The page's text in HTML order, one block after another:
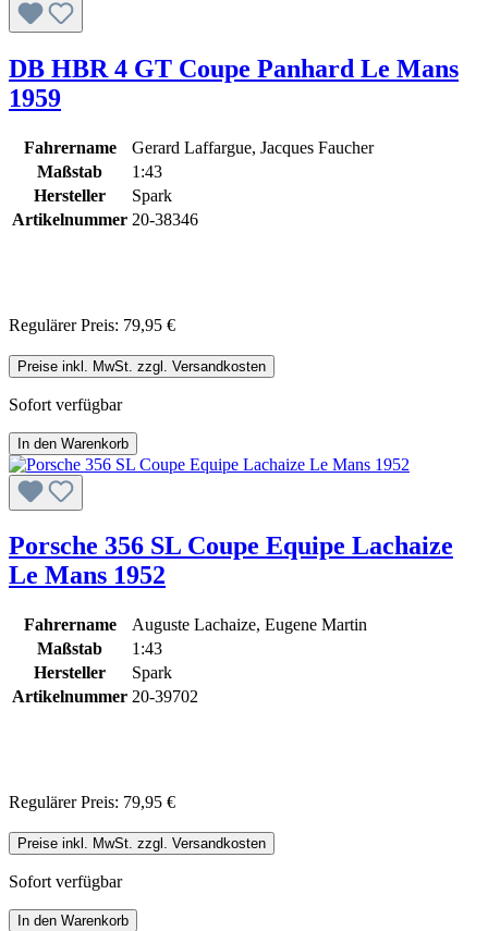
DB HBR 4 GT Coupe Panhard Le Mans
1959
Fahrername
Gerard Laffargue, Jacques Faucher
Maßstab
1:43
Hersteller
Spark
Artikelnummer 20-38346
Regulärer Preis: 79,95 €
Preise inkl. MwSt. zzgl. Versandkosten
Sofort verfügbar
In den Warenkorb
Porsche 356 SL Coupe Equipe Lachaize
Le Mans 1952
Fahrername
Auguste Lachaize, Eugene Martin
Maßstab
1:43
Hersteller
Spark
Artikelnummer 20-39702
Regulärer Preis: 79,95 €
Preise inkl. MwSt. zzgl. Versandkosten
Sofort verfügbar
In den Warenkorb